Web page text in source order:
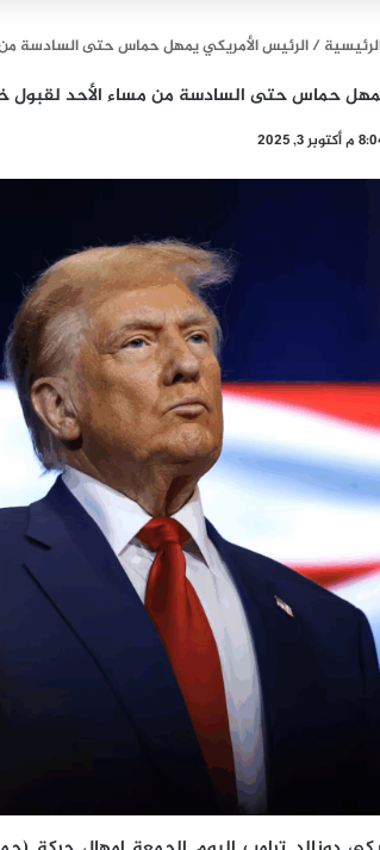
/الرئيس الأمريكي يمهل حماس حتى السادسة
يمهل حماس حتى السادسة من مساء الأحد لقبول
3, 2025